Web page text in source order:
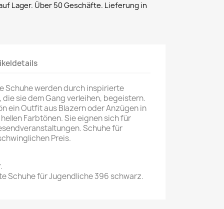
Lager. Über 50 Geschäfte. Lieferung in
Schuhe werden durch inspirierte
sie dem Gang verleihen, begeistern.
ein Outfit aus Blazern oder Anzügen in
Farbtönen. Sie eignen sich für
Schuhe für
Preis.
Schuhe für Jugendliche 396 schwarz.